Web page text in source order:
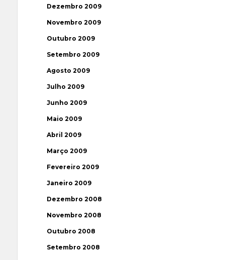
Dezembro 2009
Novembro 2009
Outubro 2009
Setembro 2009
Agosto 2009
Julho 2009
Junho 2009
Maio 2009
Abril 2009
Março 2009
Fevereiro 2009
Janeiro 2009
Dezembro 2008
Novembro 2008
Outubro 2008
Setembro 2008